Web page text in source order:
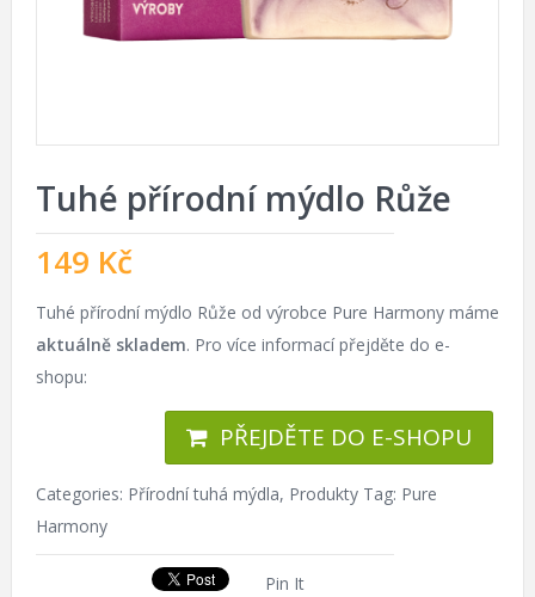
Tuhé přírodní mýdlo Růže
149 Kč
Tuhé přírodní mýdlo Růže od výrobce Pure Harmony máme
aktuálně skladem. Pro více informací přejděte do e-
shopu:
PŘEJDĚTE DO E-SHOPU
Categories: Přírodní tuhá mýdla, Produkty Tag: Pure
Harmony
Pin It